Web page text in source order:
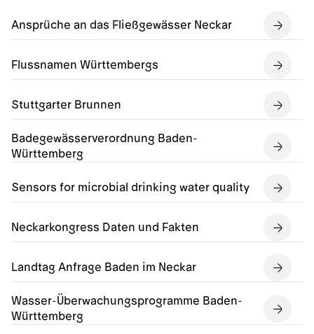
Ansprüche an das Fließgewässer Neckar
Flussnamen Württembergs
Stuttgarter Brunnen
Badegewässerverordnung Baden-
Württemberg
Sensors for microbial drinking water quality
Neckarkongress Daten und Fakten
Landtag Anfrage Baden im Neckar
Wasser-Überwachungsprogramme Baden-
Württemberg